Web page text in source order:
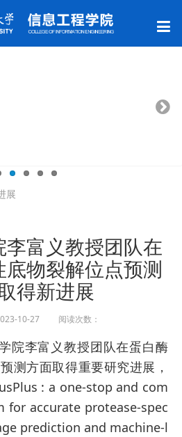
展
富义教授团队在
物裂解位点预测
得新进展
10-27 阅读次数：
院李富义教授团队在蛋白酶
测方面取得重要研究进展，
: a one-stop and com
for accurate protease-spec
prediction and machine-l